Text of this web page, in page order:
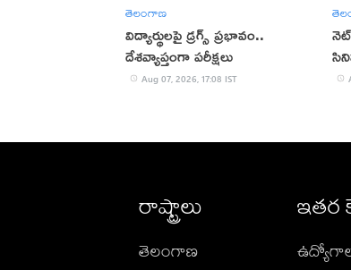
తెలంగాణ
విద్యార్థులపై డ్రగ్స్ ప్రభావం..
దేశవ్యాప్తంగా పరీక్షలు
Aug 07, 2026, 17:08 IST
రాష్ట్రాలు
తెలంగాణ
ఇతర